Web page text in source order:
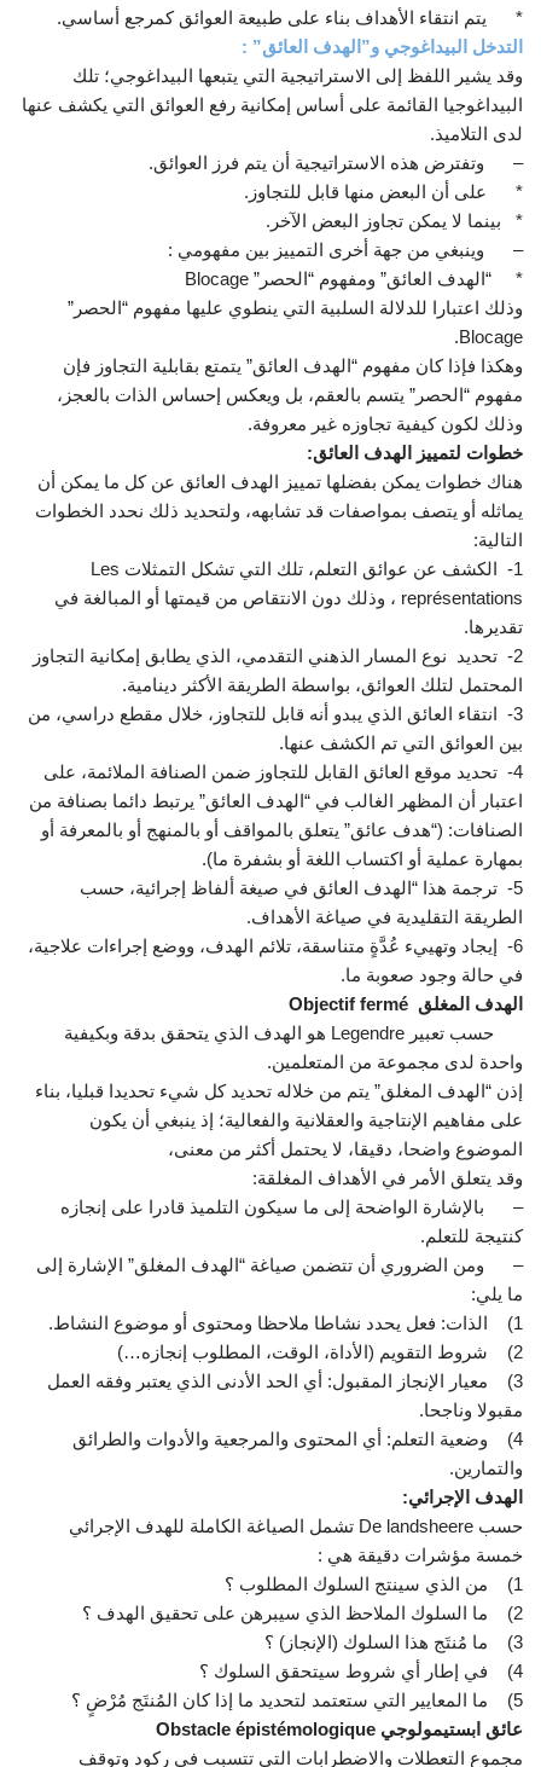
* يتم انتقاء الأهداف بناء على طبيعة العوائق كمرجع أساسي.
التدخل البيداغوجي و”الهدف العائق” :
وقد يشير اللفظ إلى الاستراتيجية التي يتبعها البيداغوجي؛ تلك
البيداغوجيا القائمة على أساس إمكانية رفع العوائق التي يكشف عنها
لدى التلاميذ.
– وتفترض هذه الاستراتيجية أن يتم فرز العوائق.
* على أن البعض منها قابل للتجاوز.
* بينما لا يمكن تجاوز البعض الآخر.
– وينبغي من جهة أخرى التمييز بين مفهومي :
* “الهدف العائق” ومفهوم “الحصر” Blocage
وذلك اعتبارا للدلالة السلبية التي ينطوي عليها مفهوم “الحصر”
Blocage.
وهكذا فإذا كان مفهوم “الهدف العائق” يتمتع بقابلية التجاوز فإن
مفهوم “الحصر” يتسم بالعقم، بل ويعكس إحساس الذات بالعجز،
وذلك لكون كيفية تجاوزه غير معروفة.
خطوات لتمييز الهدف العائق:
هناك خطوات يمكن بفضلها تمييز الهدف العائق عن كل ما يمكن أن
يماثله أو يتصف بمواصفات قد تشابهه، ولتحديد ذلك نحدد الخطوات
التالية:
1- الكشف عن عوائق التعلم، تلك التي تشكل التمثلات Les
représentations ، وذلك دون الانتقاص من قيمتها أو المبالغة في
تقديرها.
2- تحديد نوع المسار الذهني التقدمي، الذي يطابق إمكانية التجاوز
المحتمل لتلك العوائق، بواسطة الطريقة الأكثر دينامية.
3- انتقاء العائق الذي يبدو أنه قابل للتجاوز، خلال مقطع دراسي، من
بين العوائق التي تم الكشف عنها.
4- تحديد موقع العائق القابل للتجاوز ضمن الصنافة الملائمة، على
اعتبار أن المظهر الغالب في “الهدف العائق” يرتبط دائما بصنافة من
الصنافات: (“هدف عائق” يتعلق بالمواقف أو بالمنهج أو بالمعرفة أو
بمهارة عملية أو اكتساب اللغة أو بشفرة ما).
5- ترجمة هذا “الهدف العائق في صيغة ألفاظ إجرائية، حسب
الطريقة التقليدية في صياغة الأهداف.
6- إيجاد وتهييء عُدَّةٍ متناسقة، تلائم الهدف، ووضع إجراءات علاجية،
في حالة وجود صعوبة ما.
الهدف المغلق Objectif fermé
حسب تعبير Legendre هو الهدف الذي يتحقق بدقة وبكيفية
واحدة لدى مجموعة من المتعلمين.
إذن “الهدف المغلق” يتم من خلاله تحديد كل شيء تحديدا قبليا، بناء
على مفاهيم الإنتاجية والعقلانية والفعالية؛ إذ ينبغي أن يكون
الموضوع واضحا، دقيقا، لا يحتمل أكثر من معنى،
وقد يتعلق الأمر في الأهداف المغلقة:
– بالإشارة الواضحة إلى ما سيكون التلميذ قادرا على إنجازه
كنتيجة للتعلم.
– ومن الضروري أن تتضمن صياغة “الهدف المغلق” الإشارة إلى
ما يلي:
1) الذات: فعل يحدد نشاطا ملاحظا ومحتوى أو موضوع النشاط.
2) شروط التقويم (الأداة، الوقت، المطلوب إنجازه…)
3) معيار الإنجاز المقبول: أي الحد الأدنى الذي يعتبر وفقه العمل
مقبولا وناجحا.
4) وضعية التعلم: أي المحتوى والمرجعية والأدوات والطرائق
والتمارين.
الهدف الإجرائي:
حسب De landsheere تشمل الصياغة الكاملة للهدف الإجرائي
خمسة مؤشرات دقيقة هي :
1) من الذي سينتج السلوك المطلوب ؟
2) ما السلوك الملاحظ الذي سيبرهن على تحقيق الهدف ؟
3) ما مُنتَج هذا السلوك (الإنجاز) ؟
4) في إطار أي شروط سيتحقق السلوك ؟
5) ما المعايير التي ستعتمد لتحديد ما إذا كان المُنتَج مُرْضٍ ؟
عائق ابستيمولوجي Obstacle épistémologique
مجموع التعطلات والاضطرابات التي تتسبب في ركود وتوقف